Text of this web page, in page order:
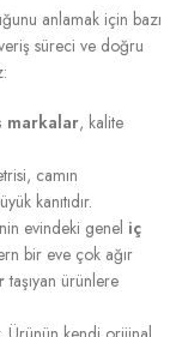
anlamak için bazı
süreci ve doğru
markalar, kalite
camın
kanıtıdır.
evindeki genel iç
bir eve çok ağır
taşıyan ürünlere